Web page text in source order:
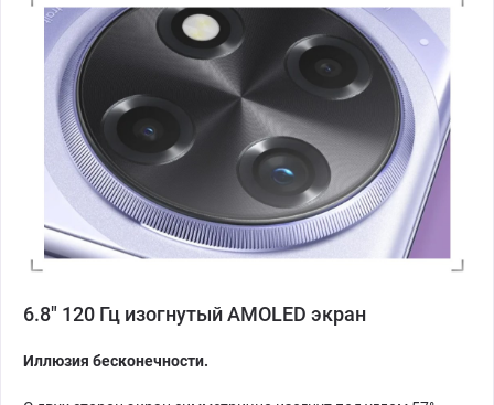
6.8" 120 Гц изогнутый AMOLED экран
Иллюзия бесконечности.